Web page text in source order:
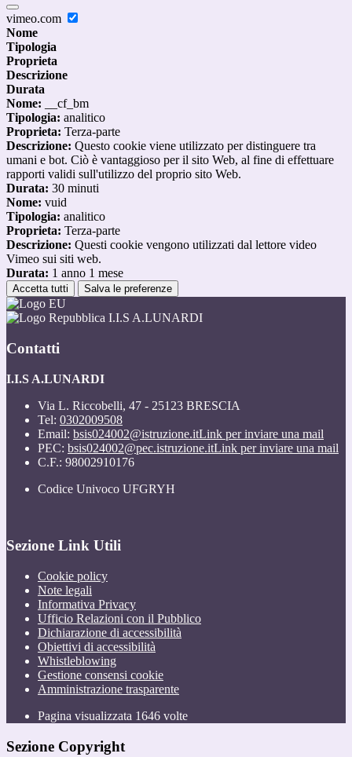
vimeo.com
Nome
Tipologia
Proprieta
Descrizione
Durata
Nome: __cf_bm
Tipologia: analitico
Proprieta: Terza-parte
Descrizione: Questo cookie viene utilizzato per distinguere tra
umani e bot. Ciò è vantaggioso per il sito Web, al fine di effettuare
rapporti validi sull'utilizzo del proprio sito Web.
Durata: 30 minuti
Nome: vuid
Tipologia: analitico
Proprieta: Terza-parte
Descrizione: Questi cookie vengono utilizzati dal lettore video
Vimeo sui siti web.
Durata: 1 anno 1 mese
Accetta tutti Salva le preferenze
I.I.S A.LUNARDI
Contatti
I.I.S A.LUNARDI
Via L. Riccobelli, 47 - 25123 BRESCIA
Tel: 0302009508
Email: bsis024002@istruzione.itLink per inviare una mail
PEC: bsis024002@pec.istruzione.itLink per inviare una mail
C.F.: 98002910176
Codice Univoco UFGRYH
Sezione Link Utili
Cookie policy
Note legali
Informativa Privacy
Ufficio Relazioni con il Pubblico
Dichiarazione di accessibilità
Obiettivi di accessibilità
Whistleblowing
Gestione consensi cookie
Amministrazione trasparente
Pagina visualizzata 1646 volte
Sezione Copyright